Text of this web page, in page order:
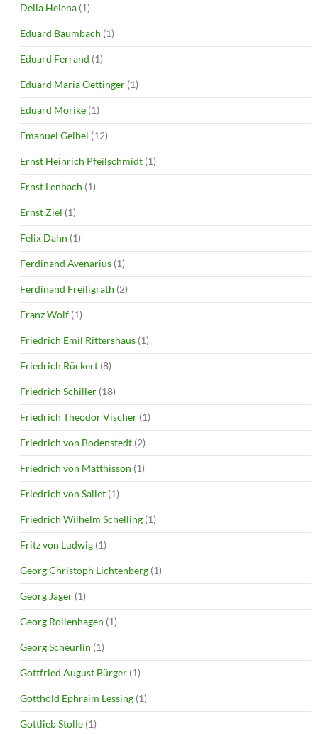
Delia Helena (1)
Eduard Baumbach (1)
Eduard Ferrand (1)
Eduard Maria Oettinger (1)
Eduard Mörike (1)
Emanuel Geibel (12)
Ernst Heinrich Pfeilschmidt (1)
Ernst Lenbach (1)
Ernst Ziel (1)
Felix Dahn (1)
Ferdinand Avenarius (1)
Ferdinand Freiligrath (2)
Franz Wolf (1)
Friedrich Emil Rittershaus (1)
Friedrich Rückert (8)
Friedrich Schiller (18)
Friedrich Theodor Vischer (1)
Friedrich von Bodenstedt (2)
Friedrich von Matthisson (1)
Friedrich von Sallet (1)
Friedrich Wilhelm Schelling (1)
Fritz von Ludwig (1)
Georg Christoph Lichtenberg (1)
Georg Jäger (1)
Georg Rollenhagen (1)
Georg Scheurlin (1)
Gottfried August Bürger (1)
Gotthold Ephraim Lessing (1)
Gottlieb Stolle (1)